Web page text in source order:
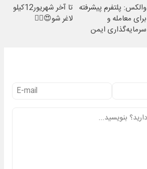
والکس: پلتفرم پیشرفته
برای معامله و
سرمایه‌گذاری ایمن
تا آخر شهریور12کیلو
لاغر شو😍👌🏻